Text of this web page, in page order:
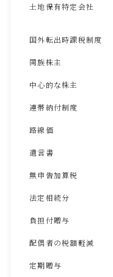
土地保有特定会社
国外転出時課税制度
同族株主
中心的な株主
連帯納付制度
路線価
遺言書
無申告加算税
法定相続分
負担付贈与
配偶者の税額軽減
定期贈与